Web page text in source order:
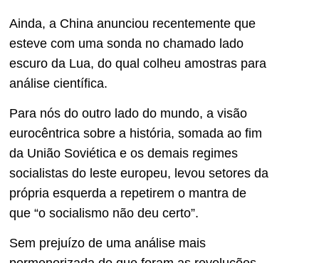
Ainda, a China anunciou recentemente que
esteve com uma sonda no chamado lado
escuro da Lua, do qual colheu amostras para
análise científica.
Para nós do outro lado do mundo, a visão
eurocêntrica sobre a história, somada ao fim
da União Soviética e os demais regimes
socialistas do leste europeu, levou setores da
própria esquerda a repetirem o mantra de
que “o socialismo não deu certo”.
Sem prejuízo de uma análise mais